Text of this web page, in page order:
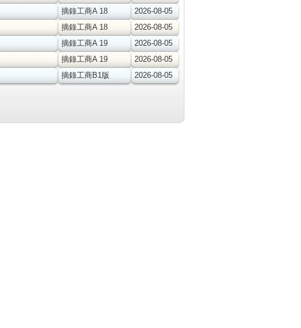
摘錄工商A 18
2026-08-05
摘錄工商A 18
2026-08-05
摘錄工商A 19
2026-08-05
摘錄工商A 19
2026-08-05
摘錄工商B1版 2026-08-05